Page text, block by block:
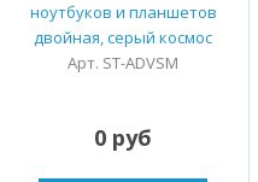
ноутбуков и планшетов
двойная, серый космос
Арт. ST-ADVSM
0 руб